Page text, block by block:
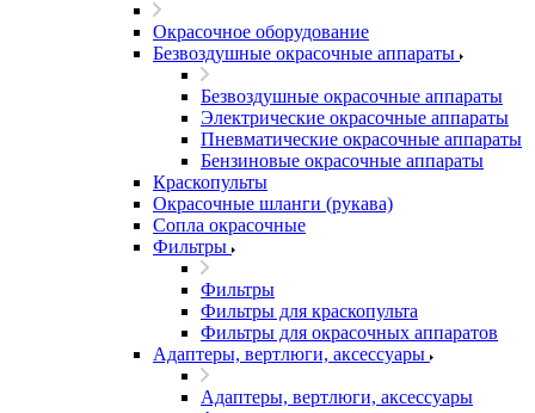
Окрасочное оборудование
Безвоздушные окрасочные аппараты
Безвоздушные окрасочные аппараты
Электрические окрасочные аппараты
Пневматические окрасочные аппараты
Бензиновые окрасочные аппараты
Краскопульты
Окрасочные шланги (рукава)
Сопла окрасочные
Фильтры
Фильтры
Фильтры для краскопульта
Фильтры для окрасочных аппаратов
Адаптеры, вертлюги, аксессуары
Адаптеры, вертлюги, аксессуары